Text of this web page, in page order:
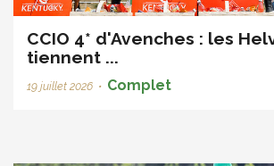
CCIO 4* d'Avenches : les
tiennent ...
19 juillet 2026 • Complet